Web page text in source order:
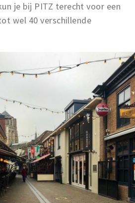
je bij PITZ terecht voor een
wel 40 verschillende